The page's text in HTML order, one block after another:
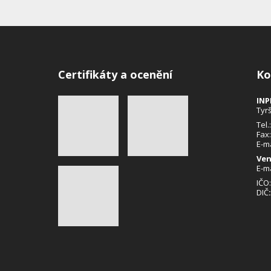
Certifikáty a ocenění
Tel.:
Fax:
E-
E-
DIČ: